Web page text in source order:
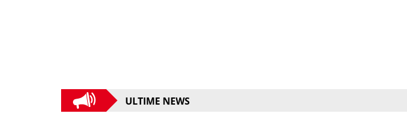
ULTIME NEWS